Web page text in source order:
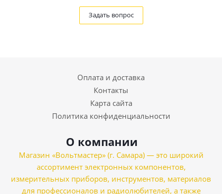
Задать вопрос
Оплата и доставка
Контакты
Карта сайта
Политика конфиденциальности
О компании
Магазин «Вольтмастер» (г. Самара) — это широкий
ассортимент электронных компонентов,
измерительных приборов, инструментов, материалов
для профессионалов и радиолюбителей, а также